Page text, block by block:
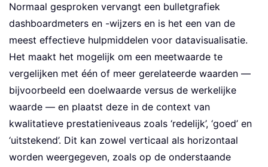
Normaal gesproken vervangt een bulletgrafiek
dashboardmeters en -wijzers en is het een van de
meest effectieve hulpmiddelen voor datavisualisatie.
Het maakt het mogelijk om een meetwaarde te
vergelijken met één of meer gerelateerde waarden —
bijvoorbeeld een doelwaarde versus de werkelijke
waarde — en plaatst deze in de context van
kwalitatieve prestatieniveaus zoals ‘redelijk’, ‘goed’ en
‘uitstekend’. Dit kan zowel verticaal als horizontaal
worden weergegeven, zoals op de onderstaande